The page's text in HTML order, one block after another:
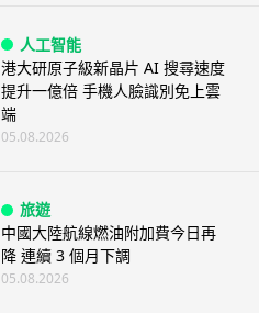
人工智能
港大研原子級新晶片 AI 搜尋速度
提升一億倍 手機人臉識別免上雲
端
05.08.2026
旅遊
中國大陸航線燃油附加費今日再
降 連續 3 個月下調
05.08.2026